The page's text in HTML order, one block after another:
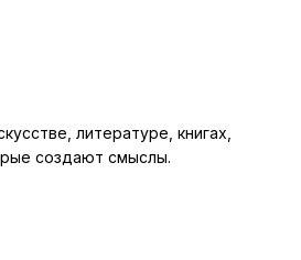
литературе, книгах,
создают смыслы.